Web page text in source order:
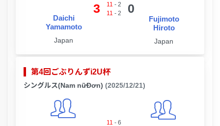
Daichi
Yamamoto
Japan
3 11 - 2
11 - 2 0
Fujimoto
Hiroto
Japan
第4回ごぶりんずi2U杯
シングルス(Nam nữĐơn) (2025/12/21)
11 - 6